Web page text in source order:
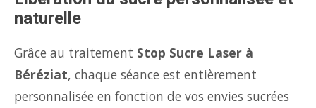
naturelle
Grâce au traitement Stop Sucre Laser à
Béréziat, chaque séance est entièrement
personnalisée en fonction de vos envies sucrées